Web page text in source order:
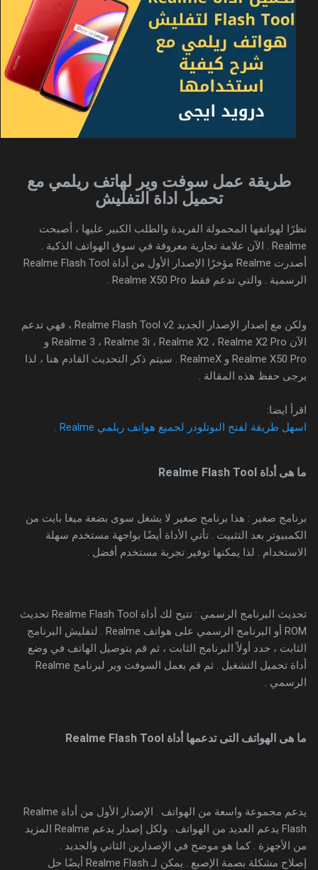
طريقة عمل سوفت وير لهاتف ريلمي مع
تحميل اداة التفليش
نظرًا لهواتفها المحمولة الفريدة والطلب الكبير عليها ، أصبحت
Realme . الآن علامة تجارية معروفة في سوق الهواتف الذكية .
أصدرت Realme مؤخرًا الإصدار الأول من أداة Realme Flash Tool
الرسمية . والتي تدعم فقط Realme X50 Pro .
ولكن مع إصدار الإصدار الجديد Realme Flash Tool v2 ، فهي تدعم
الآن Realme 3 ، Realme 3i ، Realme X2 ، Realme X2 Pro و
Realme X50 Pro و RealmeX . سيتم ذكر التحديث القادم هنا ، لذا
يرجى حفظ هذه المقالة .
اقرأ ايضا:
اسهل طريقة لفتح البوتلودر لجميع هواتف ريلمي Realme .
ما هى أداة Realme Flash Tool
برنامج صغير : هذا برنامج صغير لا يشغل سوى بضعة ميغا بايت من
الكمبيوتر بعد التثبيت . تأتي الأداة أيضًا بواجهة مستخدم سهلة
الاستخدام . لذا يمكنها توفير تجربة مستخدم أفضل .
تحديث البرنامج الرسمي : تتيح لك أداة Realme Flash Tool تحديث
ROM أو البرنامج الرسمي على هواتف Realme . لتفليش البرنامج
الثابت ، حدد أولاً البرنامج الثابت ، ثم قم بتوصيل الهاتف في وضع
أداة تحميل التشغيل . ثم قم بعمل السوفت وير لبرنامج Realme
الرسمي .
ما هى الهواتف التى تدعمها أداة Realme Flash Tool
يدعم مجموعة واسعة من الهواتف . الإصدار الأول من أداة Realme
Flash يدعم العديد من الهواتف . ولكل إصدار يدعم Realme المزيد
من الأجهزة . كما هو موضح في الإصدارين الثاني والجديد .
إصلاح مشكلة بصمة الإصبع . يمكن لـ Realme Flash أيضًا حل